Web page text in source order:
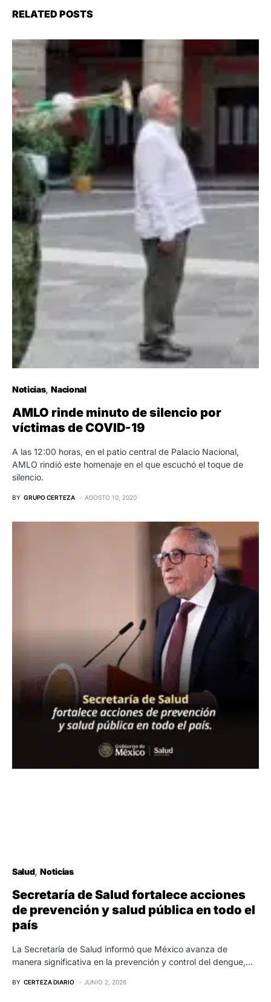
RELATED POSTS
Noticias Nacional
AMLO rinde minuto de silencio por
víctimas de COVID-19
A las 12:00 horas, en el patio central de Palacio Nacional,
AMLO rindió este homenaje en el que escuchó el toque de
silencio.
BY GRUPO CERTEZA AGOSTO 10, 2020
Salud Noticias
Secretaría de Salud fortalece acciones
de prevención y salud pública en todo el
país
La Secretaría de Salud informó que México avanza de
manera significativa en la prevención y control del dengue,…
BY CERTEZA DIARIO JUNIO 2, 2026